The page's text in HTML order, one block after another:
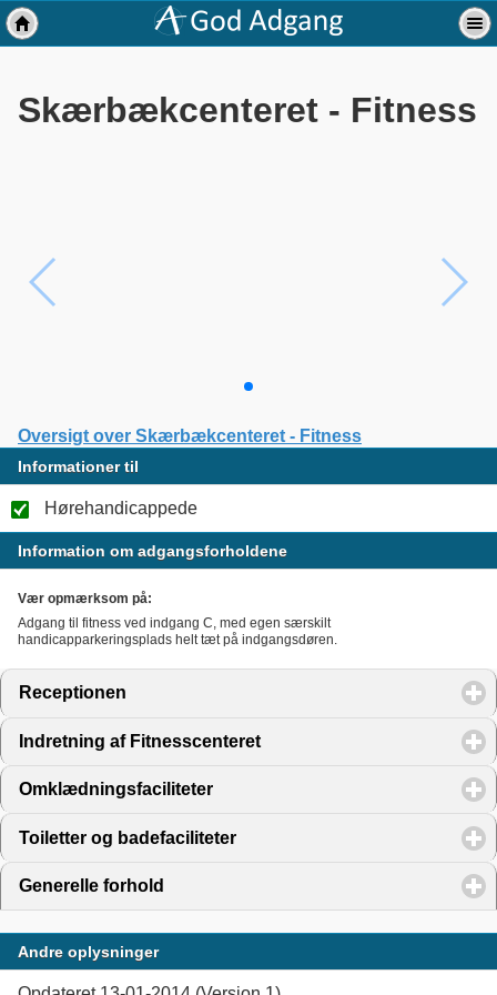
Skærbækcenteret - Fitness
Oversigt over Skærbækcenteret - Fitness
Informationer til
Hørehandicappede
Information om adgangsforholdene
Vær opmærksom på:
Adgang til fitness ved indgang C, med egen særskilt
handicapparkeringsplads helt tæt på indgangsdøren.
Receptionen
Indretning af Fitnesscenteret click to expand contents
Omklædningsfaciliteter
Toiletter og badefaciliteter
Generelle forhold
Andre oplysninger